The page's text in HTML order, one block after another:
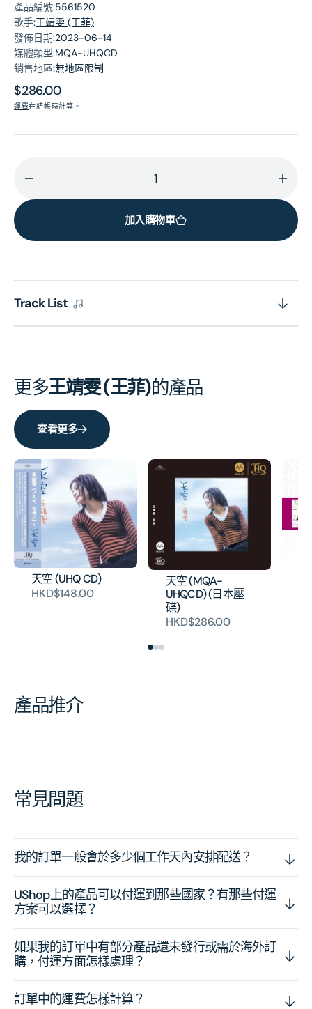
產品編號:5561520
歌手:王靖雯 (王菲)
發佈日期:2023-06-14
媒體類型:MQA-UHQCD
銷售地區:無地區限制
原
價
$286.00
運費在結帳時計算。
(MQA-
(日
本
量
增
加
(日
本
加入購物車
Track List
更多王靖雯 (王菲)的產品
查看更多
天空 (UHQ CD)
HKD$148.00
天空 (MQA-
UHQCD) (日本壓
碟)
HKD$286.00
產品推介
常見問題
我的訂單一般會於多少個工作天內安排配送？
UShop上的產品可以付運到那些國家？有那些付運
方案可以選擇？
如果我的訂單中有部分產品還未發行或需於海外訂
購，付運方面怎樣處理？
訂單中的運費怎樣計算？